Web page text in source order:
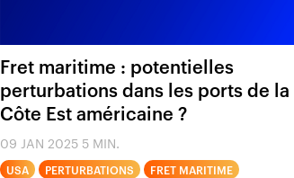
Fret maritime : potentielles
perturbations dans les ports de la
Côte Est américaine ?
09 JAN 2025 5 MIN.
USA PERTURBATIONS FRET MARITIME